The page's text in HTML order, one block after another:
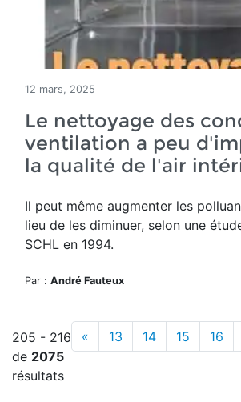
12 mars, 2025
Le nettoyage des
ventilation a peu
la qualité de l'air
Il peut même augmenter les
lieu de les diminuer, selon une
SCHL en 1994.
Par : André Fauteux
205 - 216
de 2075
résultats
« 13 14 15 16